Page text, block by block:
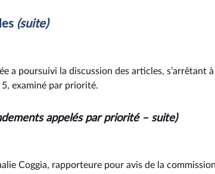
(suite)
a poursuivi la discussion des articles, s’arrêtant à
examiné par priorité.
appelés par priorité –⁠ suite)
Coggia, rapporteure pour avis de la